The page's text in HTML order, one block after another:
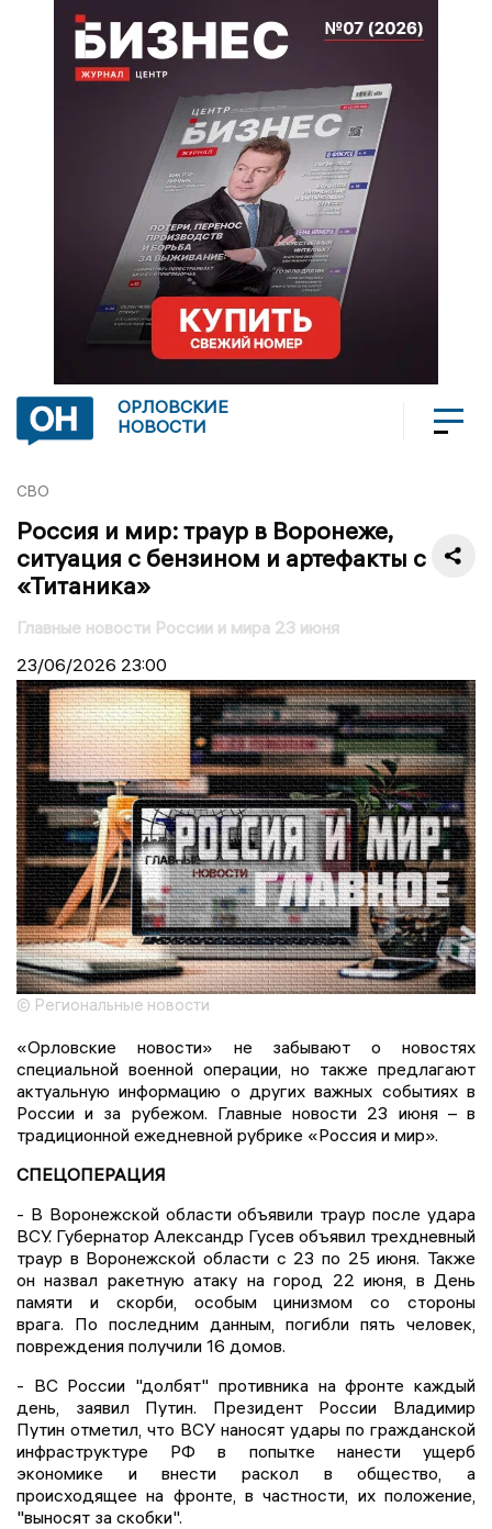
ОРЛОВСКИЕ
НОВОСТИ
СВО
Россия и мир: траур в Воронеже,
ситуация с бензином и артефакты с
«Титаника»
Главные новости России и мира 23 июня
23/06/2026 23:00
© Региональные новости
«Орловские новости» не забывают о новостях
специальной военной операции, но также предлагают
актуальную информацию о других важных событиях в
России и за рубежом. Главные новости 23 июня – в
традиционной ежедневной рубрике «Россия и мир».
СПЕЦОПЕРАЦИЯ
- В Воронежской области объявили траур после удара
ВСУ. Губернатор Александр Гусев объявил трехдневный
траур в Воронежской области с 23 по 25 июня. Также
он назвал ракетную атаку на город 22 июня, в День
памяти и скорби, особым цинизмом со стороны
врага. По последним данным, погибли пять человек,
повреждения получили 16 домов.
- ВС России "долбят" противника на фронте каждый
день, заявил Путин. Президент России Владимир
Путин отметил, что ВСУ наносят удары по гражданской
инфраструктуре РФ в попытке нанести ущерб
экономике и внести раскол в общество, а
происходящее на фронте, в частности, их положение,
"выносят за скобки".